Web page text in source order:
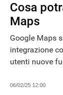
Cosa
Maps
Google Maps
integrazione
utenti nuove
06/02/25 12:00